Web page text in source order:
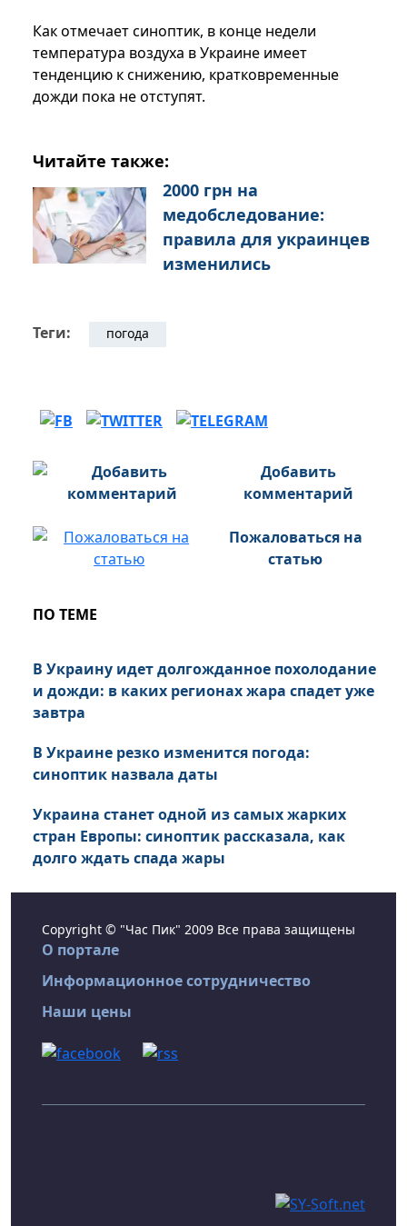
Как отмечает синоптик, в конце недели
температура воздуха в Украине имеет
тенденцию к снижению, кратковременные
дожди пока не отступят.
Читайте также:
2000 грн на
медобследование:
правила для украинцев
изменились
Теги: погода
Добавить
комментарий
Пожаловаться на
статью
ПО ТЕМЕ
В Украину идет долгожданное похолодание
и дожди: в каких регионах жара спадет уже
завтра
В Украине резко изменится погода:
синоптик назвала даты
Украина станет одной из самых жарких
стран Европы: синоптик рассказала, как
долго ждать спада жары
Copyright © "Час Пик" 2009 Все права защищены
О портале
Информационное сотрудничество
Наши цены